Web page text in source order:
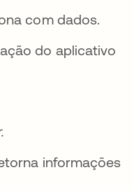
com dados.
do aplicativo
informações